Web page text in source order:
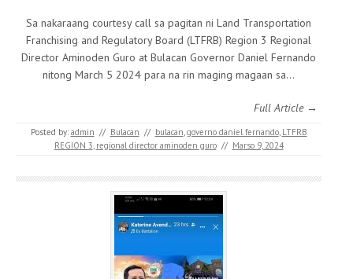
Sa nakaraang courtesy call sa pagitan ni Land Transportation
Franchising and Regulatory Board (LTFRB) Region 3 Regional
Director Aminoden Guro at Bulacan Governor Daniel Fernando
nitong March 5 2024 para na rin maging magaan sa…
Full Article →
Posted by: admin // Bulacan // bulacan governo daniel fernando, LTFRB
REGION 3 regional director aminoden guro // Marso 9, 2024